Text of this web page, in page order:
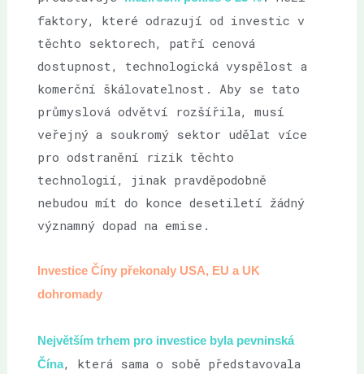
faktory, které odrazují od investic v
těchto sektorech, patří cenová
dostupnost, technologická vyspělost a
komerční škálovatelnost. Aby se tato
průmyslová odvětví rozšířila, musí
veřejný a soukromý sektor udělat více
pro odstranění rizik těchto
technologií, jinak pravděpodobně
nebudou mít do konce desetiletí žádný
významný dopad na emise.
Investice Číny překonaly USA, EU a UK
dohromady
Největším trhem pro investice byla pevninská
Čína, která sama o sobě představovala